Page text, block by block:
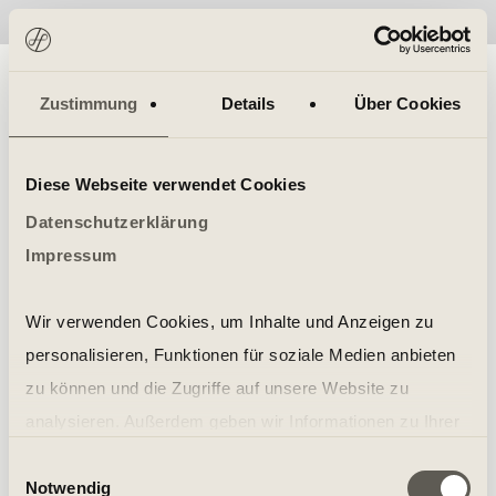
Zustimmung Details Über Cookies
Diese Webseite verwendet Cookies
Datenschutzerklärung
Impressum
Wir verwenden Cookies, um Inhalte und Anzeigen zu
personalisieren, Funktionen für soziale Medien anbieten
zu können und die Zugriffe auf unsere Website zu
soziale Medien, Werbung und Analysen weiter. Unsere
Notwendig